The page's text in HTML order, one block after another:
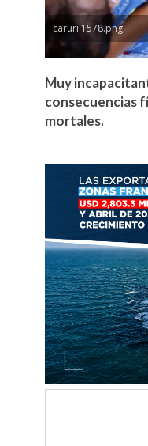
caruri 1578.png
Muy
consecuencias
mortales.